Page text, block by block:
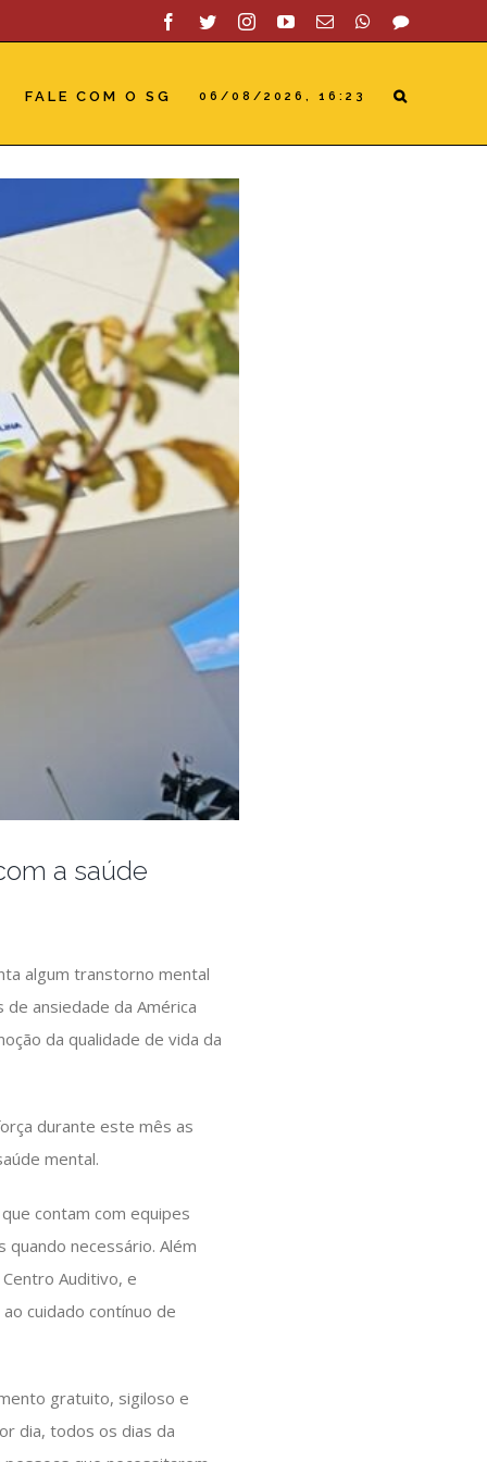
Facebook
TwitterInstagramYouTube
Email WhatsApp
SAC
FALE COM O SG 06/08/2026, 16:23
a saúde
algum transtorno mental
ansiedade da América
da qualidade de vida da
durante este mês as
mental.
contam com equipes
necessário. Além
Auditivo, e
cuidado contínuo de
gratuito, sigiloso e
dia, todos os dias da